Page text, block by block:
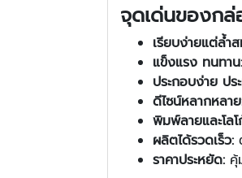
จุดเด่นของกล่
เรียบง่ายแต่ล้ำ
แข็งแรง ทนทาน:
ประกอบง่าย ปร
ดีไซน์หลากหลา
พิมพ์ลายและโลโ
ผลิตได้รวดเร็ว:
ราคาประหยัด: คุ้